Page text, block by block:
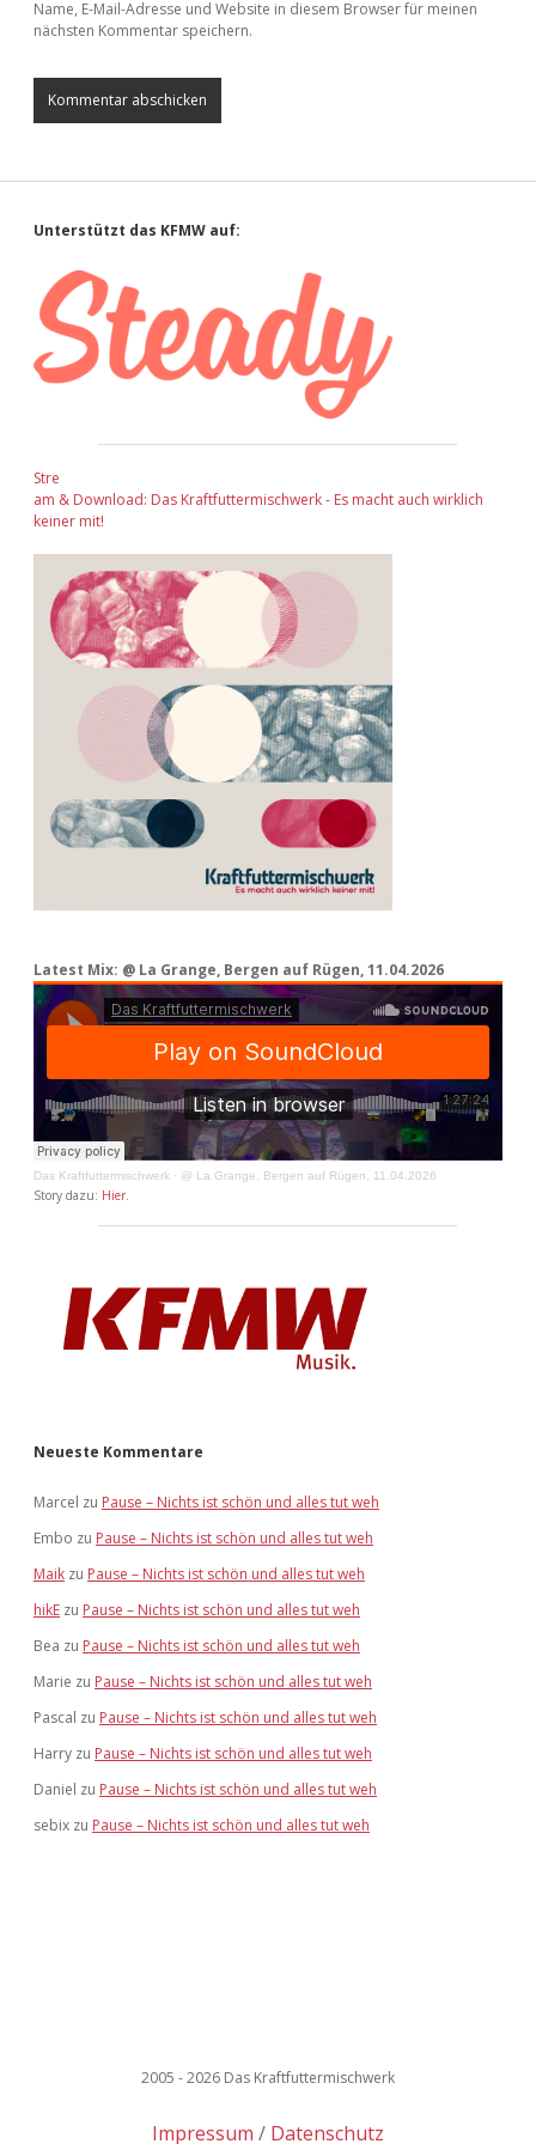
Name, E-Mail-Adresse und Website in diesem Browser für meinen
nächsten Kommentar speichern.
Sidebar
Unterstützt das KFMW auf:
Stre
am & Download: Das Kraftfuttermischwerk - Es macht auch wirklich
keiner mit!
Latest Mix: @ La Grange, Bergen auf Rügen, 11.04.2026
Das Kraftfuttermischwerk · @ La Grange, Bergen auf Rügen, 11.04.2026
Story dazu: Hier
Neueste Kommentare
Marcel zu Pause – Nichts ist schön und alles tut weh
Embo zu Pause – Nichts ist schön und alles tut weh
Maik zu Pause – Nichts ist schön und alles tut weh
hikE zu Pause – Nichts ist schön und alles tut weh
Bea zu Pause – Nichts ist schön und alles tut weh
Marie zu Pause – Nichts ist schön und alles tut weh
Pascal zu Pause – Nichts ist schön und alles tut weh
Harry zu Pause – Nichts ist schön und alles tut weh
Daniel zu Pause – Nichts ist schön und alles tut weh
sebix zu Pause – Nichts ist schön und alles tut weh
2005 - 2026 Das Kraftfuttermischwerk
Impressum Datenschutz